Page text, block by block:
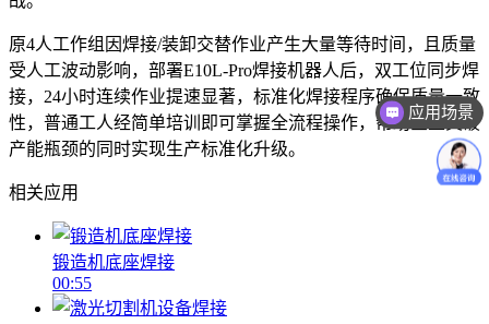
原4人工作组因焊接/装卸交替作业产生大量等待时间，且质量
受人工波动影响，部署E10L-Pro焊接机器人后，双工位同步焊
接，24小时连续作业提速显著，标准化焊接程序确保质量一致
性，普通工人经简单培训即可掌握全流程操作，帮助企业突破
产能瓶颈的同时实现生产标准化升级。
相关应用
锻造机底座焊接
00:55
应用场景